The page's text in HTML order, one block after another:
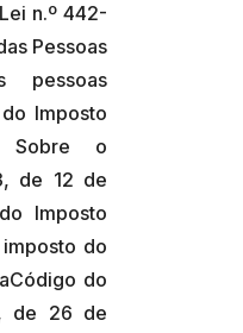
n.º 442-
Pessoas
pessoas
Imposto
Sobre o
de 12 de
Imposto
do
do
de 26 de